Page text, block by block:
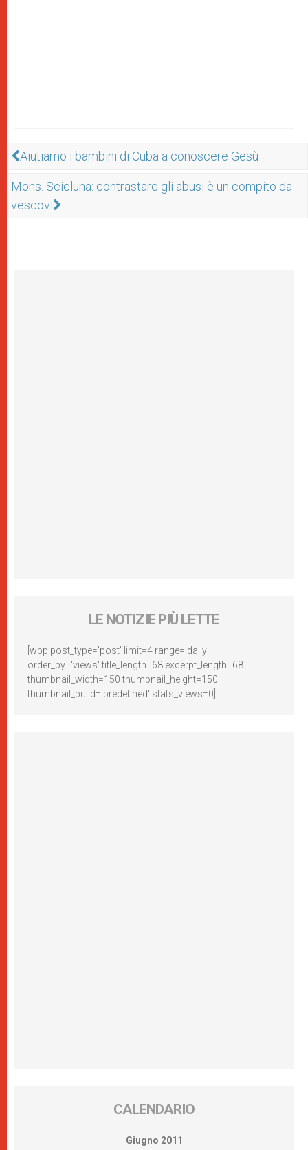
Aiutiamo i bambini di Cuba a conoscere Gesù
Mons. Scicluna: contrastare gli abusi è un compito da
vescovi
LE NOTIZIE PIÙ LETTE
[wpp post_type='post' limit=4 range='daily'
order_by='views' title_length=68 excerpt_length=68
thumbnail_width=150 thumbnail_height=150
thumbnail_build='predefined' stats_views=0]
CALENDARIO
Giugno 2011